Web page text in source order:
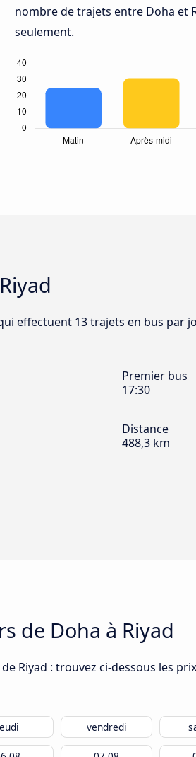
nombre de trajets entre Doha et
seulement.
effectuent 13 trajets en bus par
Premier bus
17:30
Distance
488,3 km
de Doha à Riyad
Riyad : trouvez ci-dessous les
vendredi